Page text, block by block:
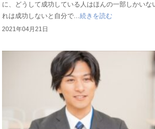
に、どうして成功している人はほんの一部しかいな
れは成功しないと自分で...続きを読む
2021年04月21日